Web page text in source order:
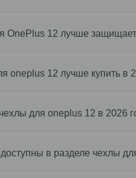
OnePlus 12 лучше
oneplus 12 лучше купить в
для oneplus 12 в 2026
в разделе чехлы